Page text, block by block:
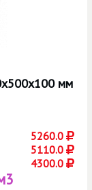
мм
5260.0
5110.0
4300.0